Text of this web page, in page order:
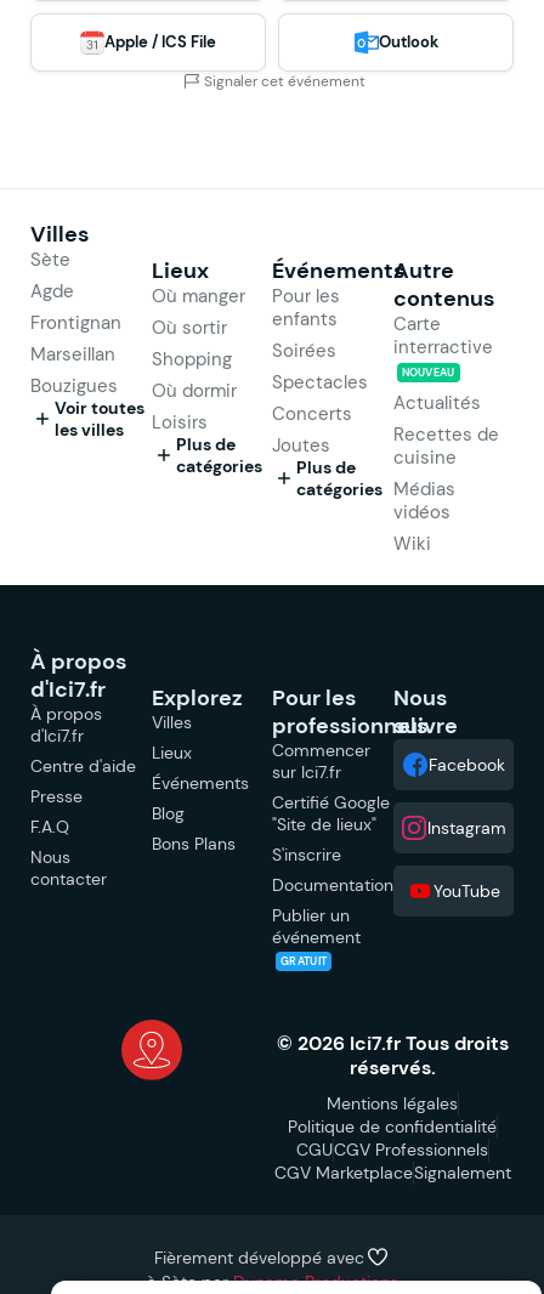
Apple / ICS File Outlook
Signaler cet événement
S'y rendre
Villes
Sète
Agde
Frontignan
Marseillan
Bouzigues
Voir toutes
les villes
Lieux
Où manger
Où sortir
Shopping
Où dormir
Loisirs
Plus de
catégories
Événements
Pour les
enfants
Soirées
Spectacles
Concerts
Joutes
Plus de
catégories
Autre
contenus
Carte
interractive
NOUVEAU
Actualités
Recettes de
cuisine
Médias
vidéos
Wiki
À propos
d'Ici7.fr
À propos
d'Ici7.fr
Centre d'aide
Presse
F.A.Q
Nous
contacter
Explorez
Villes
Lieux
Événements
Blog
Bons Plans
Pour les
professionnels
Commencer
sur Ici7.fr
Certifié Google
"Site de lieux"
S'inscrire
Documentation
Publier un
événement
GRATUIT
Nous
suivre
Facebook
Instagram
YouTube
© 2026 Ici7.fr Tous droits
réservés.
Mentions légales
Politique de confidentialité
CGUCGV Professionnels
CGV MarketplaceSignalement
Fièrement développé avec
à Sète parDynamo Productions